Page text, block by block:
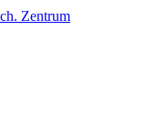
Zentrum